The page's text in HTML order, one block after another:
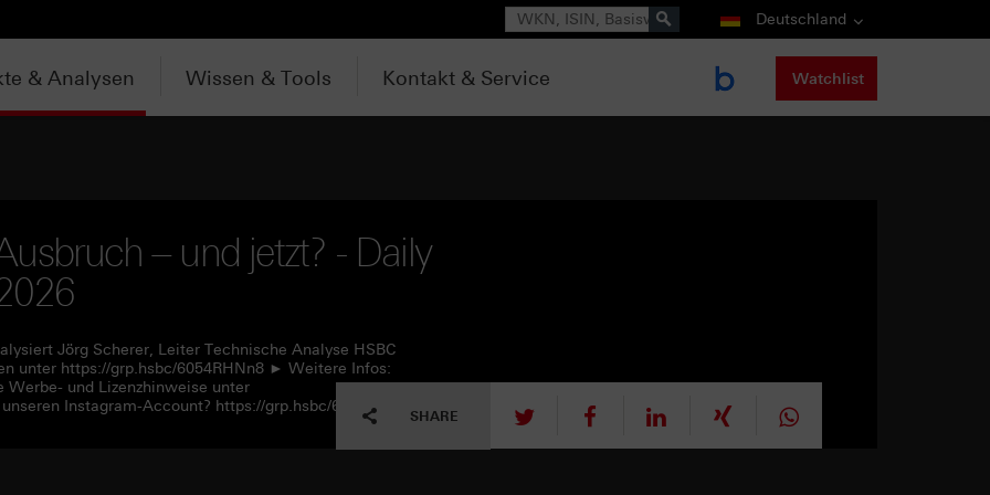
Suche Deutschland
& Analysen Wissen & Tools Kontakt & Service Watchlist
– und jetzt? - Daily
Jörg Scherer, Leiter Technische Analyse HSBC
unter https://grp.hsbc/6054RHNn8 ► Weitere Infos:
und Lizenzhinweise unter
Instagram-Account? https://grp.hsbc/6057RHNn1
SHARE tweet mitteilen